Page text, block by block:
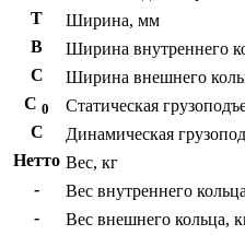
T
Ширина, мм
B
Ширина внутреннего
С
Ширина внешнего
С 0 Статическая
C
Динамическая
Нетто Вес, кг
-
Вес внутреннего
-
Вес внешнего кольца,